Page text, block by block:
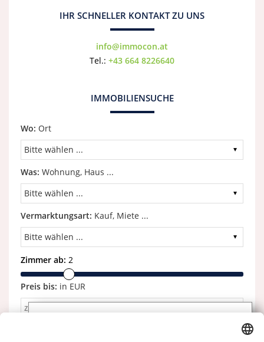
IHR SCHNELLER KONTAKT ZU UNS
info@immocon.at
Tel.: +43 664 8226640
IMMOBILIENSUCHE
Wo: Ort
Was: Wohnung, Haus ...
Vermarktungsart: Kauf, Miete ...
Zimmer ab: 2
Preis bis: in EUR